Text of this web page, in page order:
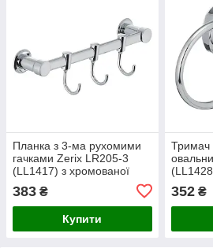
Планка з 3-ма рухомими
гачками Zerix LR205-3
(LL1417) з хромованої
ванної
383 ₴
Купити
Тримач
352₴